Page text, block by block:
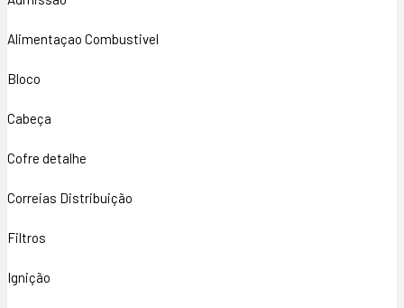
Alimentaçao Combustivel
Bloco
Cabeça
Cofre detalhe
Correias Distribuição
Filtros
Ignição